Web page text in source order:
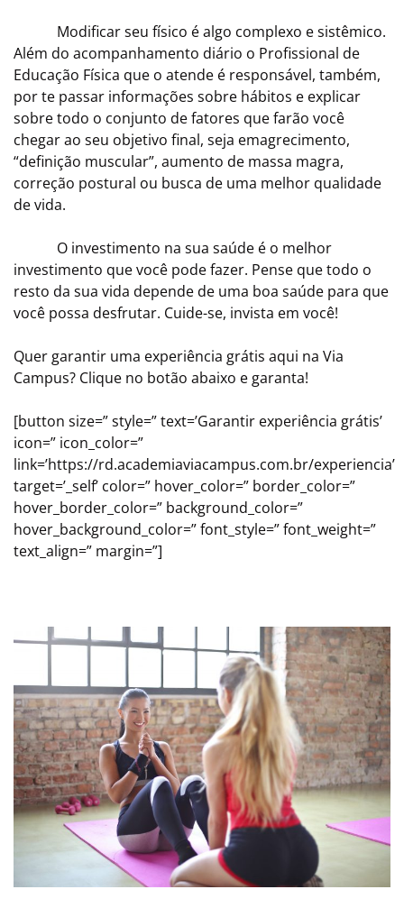
Modificar seu físico é algo complexo e sistêmico.
Além do acompanhamento diário o Profissional de
Educação Física que o atende é responsável, também,
por te passar informações sobre hábitos e explicar
sobre todo o conjunto de fatores que farão você
chegar ao seu objetivo final, seja emagrecimento,
“definição muscular”, aumento de massa magra,
correção postural ou busca de uma melhor qualidade
de vida.
O investimento na sua saúde é o melhor
investimento que você pode fazer. Pense que todo o
resto da sua vida depende de uma boa saúde para que
você possa desfrutar. Cuide-se, invista em você!
Quer garantir uma experiência grátis aqui na Via
Campus? Clique no botão abaixo e garanta!
[button size=” style=” text=’Garantir experiência grátis’
icon=” icon_color=”
link=’https://rd.academiaviacampus.com.br/experiencia’
target=’_self’ color=” hover_color=” border_color=”
hover_border_color=” background_color=”
hover_background_color=” font_style=” font_weight=”
text_align=” margin=”]